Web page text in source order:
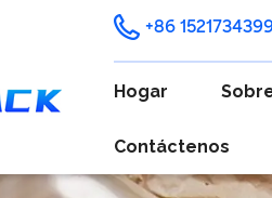
+86
Hogar
Contáctenos